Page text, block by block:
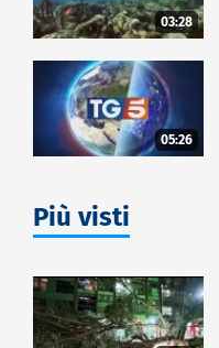
03:28
05:26
Più visti